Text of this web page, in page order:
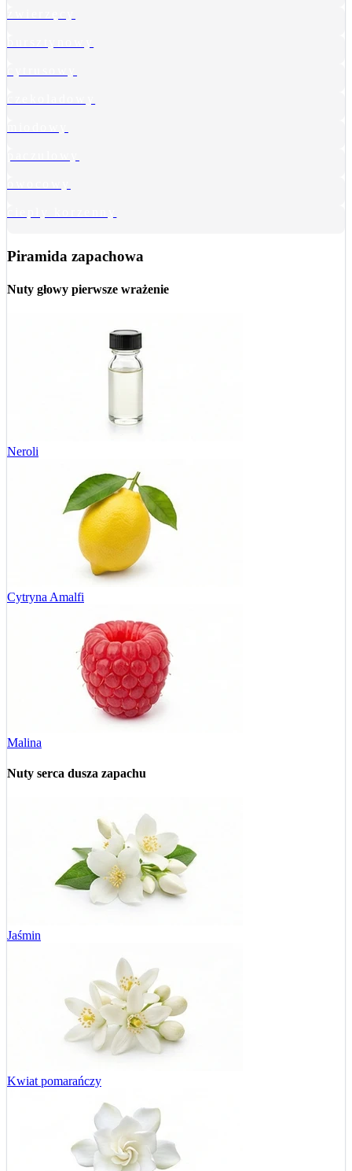
Piramida zapachowa
Nuty głowy pierwsze wrażenie
Neroli
Cytryna Amalfi
Malina
Nuty serca dusza zapachu
Jaśmin
Kwiat pomarańczy